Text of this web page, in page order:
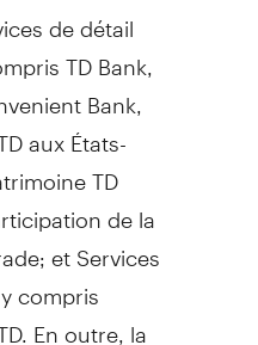
de détail
TD Bank,
Bank,
aux États-
TD
de la
et Services
compris
En outre, la